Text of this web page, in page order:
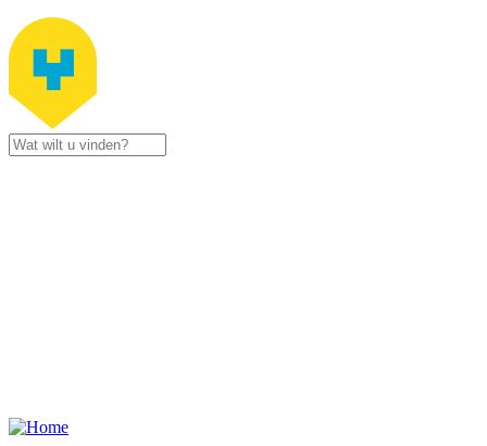
Jump to navigation